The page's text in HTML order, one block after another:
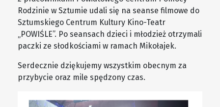
Rodzinie w Sztumie udali się na seanse filmowe do
Sztumskiego Centrum Kultury Kino-Teatr
„POWIŚLE”. Po seansach dzieci i młodzież otrzymali
paczki ze słodkościami w ramach Mikołajek.
Serdecznie dziękujemy wszystkim obecnym za
przybycie oraz mile spędzony czas.